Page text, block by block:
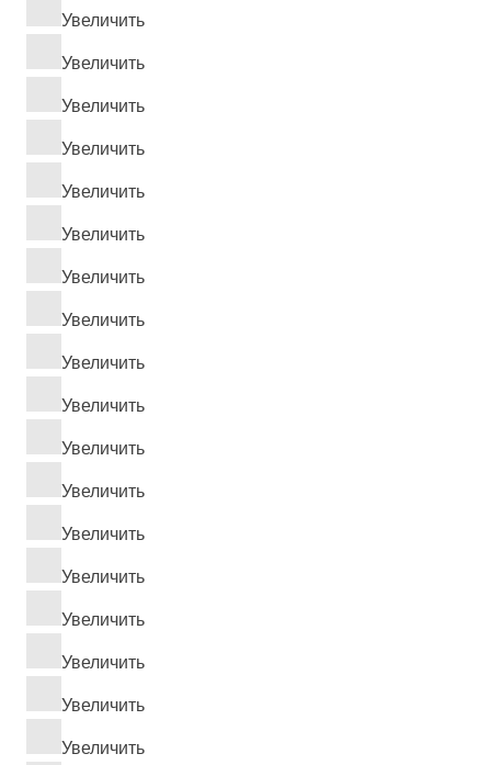
Увеличить
Увеличить
Увеличить
Увеличить
Увеличить
Увеличить
Увеличить
Увеличить
Увеличить
Увеличить
Увеличить
Увеличить
Увеличить
Увеличить
Увеличить
Увеличить
Увеличить
Увеличить